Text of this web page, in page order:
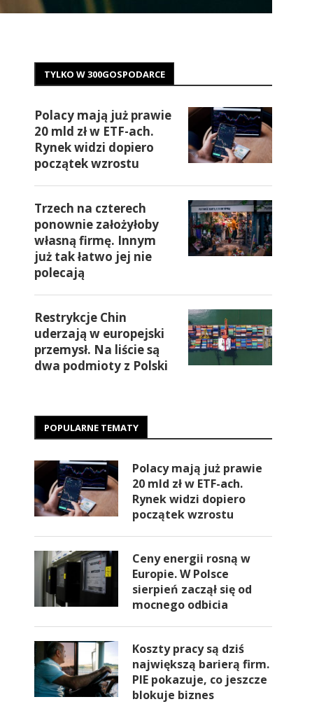
TYLKO W 300GOSPODARCE
Polacy mają już prawie
20 mld zł w ETF-ach.
Rynek widzi dopiero
początek wzrostu
Trzech na czterech
ponownie założyłoby
własną firmę. Innym
już tak łatwo jej nie
polecają
Restrykcje Chin
uderzają w europejski
przemysł. Na liście są
dwa podmioty z Polski
POPULARNE TEMATY
Polacy mają już prawie
20 mld zł w ETF-ach.
Rynek widzi dopiero
początek wzrostu
Ceny energii rosną w
Europie. W Polsce
sierpień zaczął się od
mocnego odbicia
Koszty pracy są dziś
największą barierą firm.
PIE pokazuje, co jeszcze
blokuje biznes